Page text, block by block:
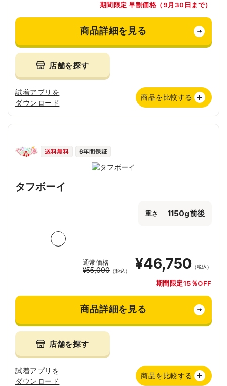
期間限定 早割価格（9月30日まで）
商品詳細を見る
店舗を探す
試着アプリを
ダウンロード
商品を比較する
タフボーイ
重さ 1150g前後
通常価格
¥55,000 （税込） ¥46,750 （税込）
期間限定15％OFF
商品詳細を見る
店舗を探す
試着アプリを
ダウンロード
商品を比較する